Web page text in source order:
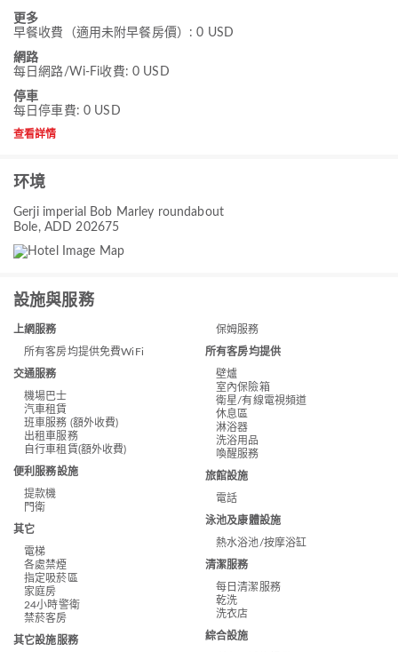
更多
早餐收費（適用未附早餐房價）: 0 USD
網路
每日網路/Wi-Fi收費: 0 USD
停車
每日停車費: 0 USD
查看詳情
环境
Gerji imperial Bob Marley roundabout
Bole, ADD 202675
設施與服務
上網服務
所有客房均提供免費WiFi
交通服務
機場巴士
汽車租賃
班車服務 (額外收費)
出租車服務
自行車租賃(額外收費)
便利服務設施
提款機
門衛
其它
電梯
各處禁煙
指定吸菸區
家庭房
24小時警衛
禁菸客房
其它設施服務
保姆服務
所有客房均提供
壁爐
室內保險箱
衛星/有線電視頻道
休息區
淋浴器
洗浴用品
喚醒服務
旅館設施
電話
泳池及康體設施
熱水浴池/按摩浴缸
清潔服務
每日清潔服務
乾洗
洗衣店
綜合設施